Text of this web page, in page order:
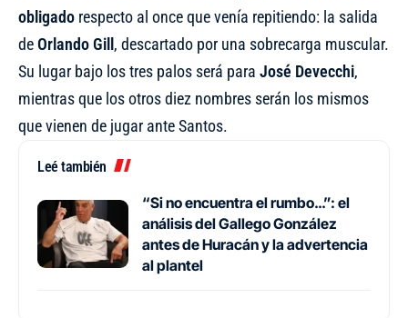
obligado respecto al once que venía repitiendo: la salida
deOrlando Gill, descartado por una sobrecarga muscular.
Su lugar bajo los tres palos será para José Devecchi,
mientras que los otros diez nombres serán los mismos
que vienen de jugar ante Santos.
Leé también
“Si no encuentra el rumbo…”: el
análisis del Gallego González
antes de Huracán y la advertencia
al plantel